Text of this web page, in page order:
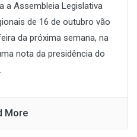
a Assembleia Legislativa
de 16 de outubro vão
da próxima semana, na
nota da presidência do
More